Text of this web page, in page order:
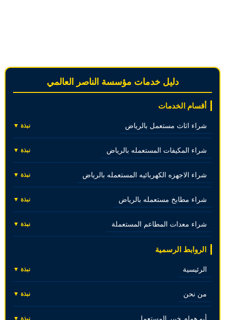
دليل خدمات مؤسسة الناصر العالمي
أقسام الخدمات
شراء اثاث مستعمل بالرياض نبذة ▼
شراء المكيفات المستعمله بالرياض نبذة ▼
شراء الاجهزه الكهربائيه المستعمله بالرياض نبذة ▼
شراء مطابخ مستعمله بالرياض نبذة ▼
شراء معدات المطاعم المستعملة نبذة ▼
الروابط الرسمية
الرئيسية نبذة ▼
من نحن نبذة ▼